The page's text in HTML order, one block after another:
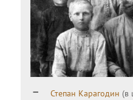
Степан Карагодин (в